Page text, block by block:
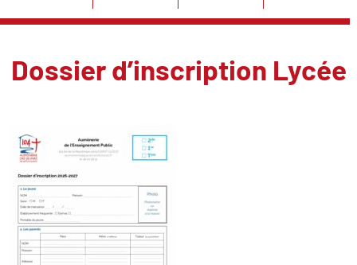
Dossier d’inscription Lycée